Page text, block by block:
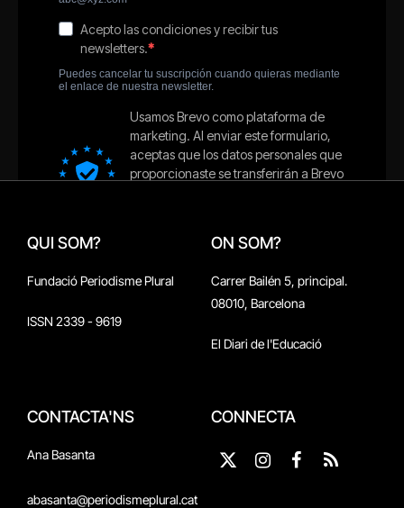
QUI SOM?
Fundació Periodisme Plural
ISSN 2339 - 9619
ON SOM?
Carrer Bailén 5, principal.
08010, Barcelona
El Diari de l'Educació
CONTACTA'NS
Ana Basanta
abasanta@periodismeplural.cat
CONNECTA
X
Instagram
Facebook
RSS